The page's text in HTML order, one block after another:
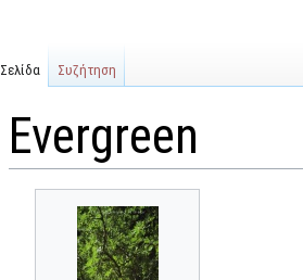
Evergreen
Σελίδα Συζήτηση